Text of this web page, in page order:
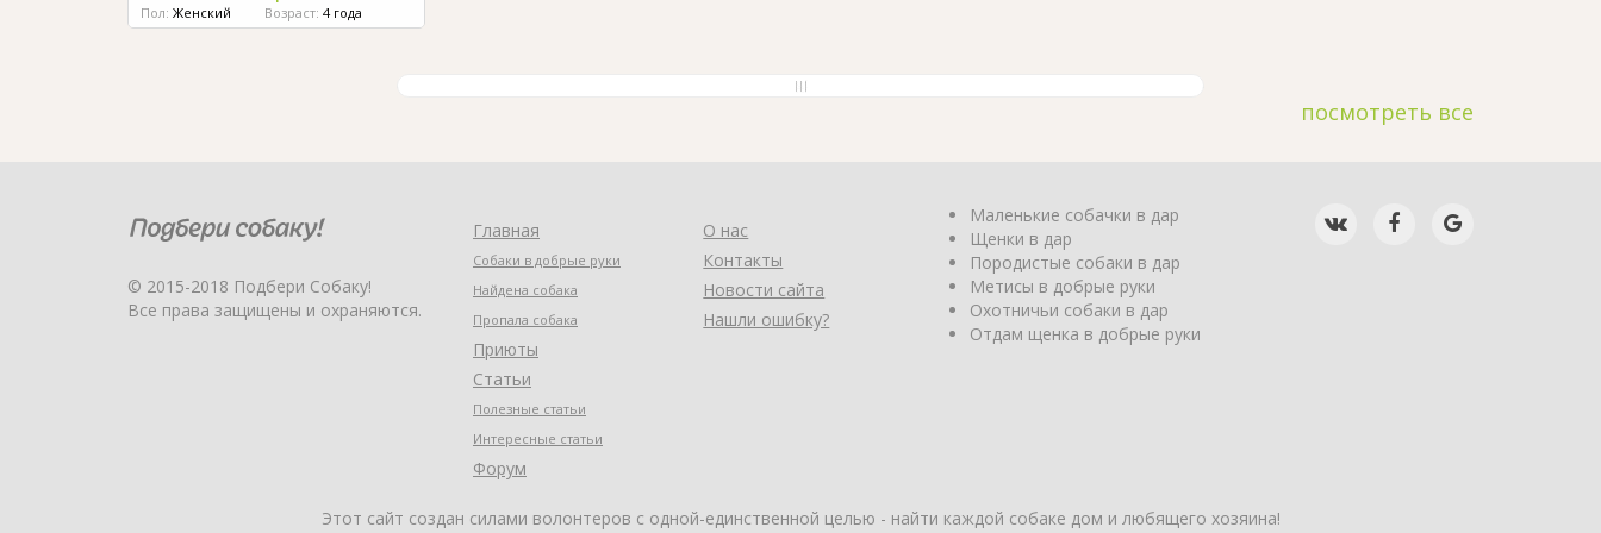
Пол: Женский Возраст: 4 года
посмотреть все
© 2015-2018 Подбери Собаку!
Все права защищены и охраняются.
Главная
Собаки в добрые руки
Найдена собака
Пропала собака
Приюты
Статьи
Полезные статьи
Интересные статьи
Форум
О нас
Контакты
Новости сайта
Нашли ошибку?
Маленькие собачки в дар
Щенки в дар
Породистые собаки в дар
Метисы в добрые руки
Охотничьи собаки в дар
Отдам щенка в добрые руки
Этот сайт создан силами волонтеров с одной-единственной целью - найти каждой собаке дом и любящего хозяина!